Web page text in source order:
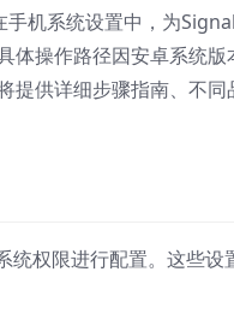
手机系统设置中，为
体操作路径因安卓系统版
提供详细步骤指南、不同
统权限进行配置。这些设